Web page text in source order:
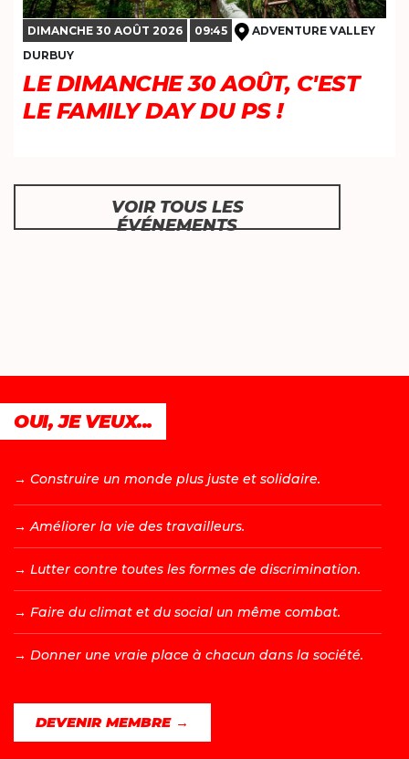
DIMANCHE 30 AOÛT 2026 09:45
ADVENTURE VALLEY
DURBUY
LE DIMANCHE 30 AOÛT, C'EST
LE FAMILY DAY DU PS !
VOIR TOUS LES
ÉVÉNEMENTS
OUI, JE VEUX...
→ Construire un monde plus juste et solidaire.
→ Améliorer la vie des travailleurs.
→ Lutter contre toutes les formes de discrimination.
→ Faire du climat et du social un même combat.
→ Donner une vraie place à chacun dans la société.
DEVENIR MEMBRE →